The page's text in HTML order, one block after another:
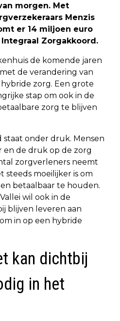
morgen. Met
Menzis
er 14 miljoen euro
Zorgakkoord.
de komende jaren
de verandering van
zorg. Een grote
stap om ook in de
zorg te blijven
staat onder druk. Mensen
en de druk op de zorg
zorgverleners neemt
steeds moeilijker is om
betaalbaar te houden.
wil ook in de
blijven leveren aan
in op een hybride
kan dichtbij
in het